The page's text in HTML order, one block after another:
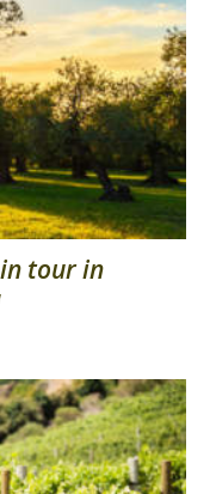
tour in